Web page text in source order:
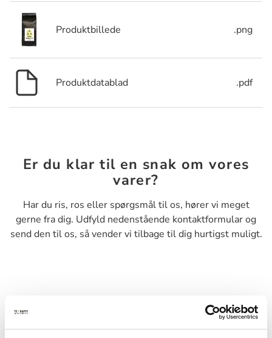
Produktbillede .png
Produktdatablad .pdf
Er du klar til en snak om vores
varer?
Har du ris, ros eller spørgsmål til os, hører vi meget
gerne fra dig. Udfyld nedenstående kontaktformular og
send den til os, så vender vi tilbage til dig hurtigst muligt.